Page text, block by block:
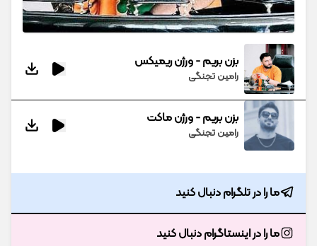
بزن بریم - ورژن ریمیکس
رامین تجنگی
بزن بریم - ورژن ماکت
رامین تجنگی
ما را در تلگرام دنبال کنید
ما را در اینستاگرام دنبال کنید